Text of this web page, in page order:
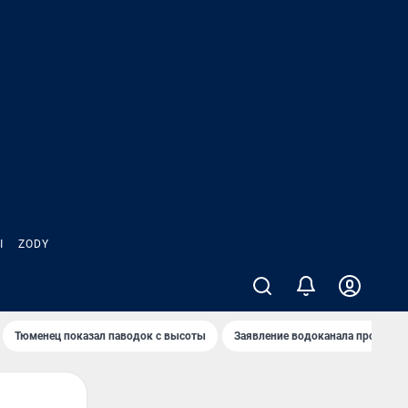
ZODY
Тюменец показал паводок с высоты Заявление водоканала про